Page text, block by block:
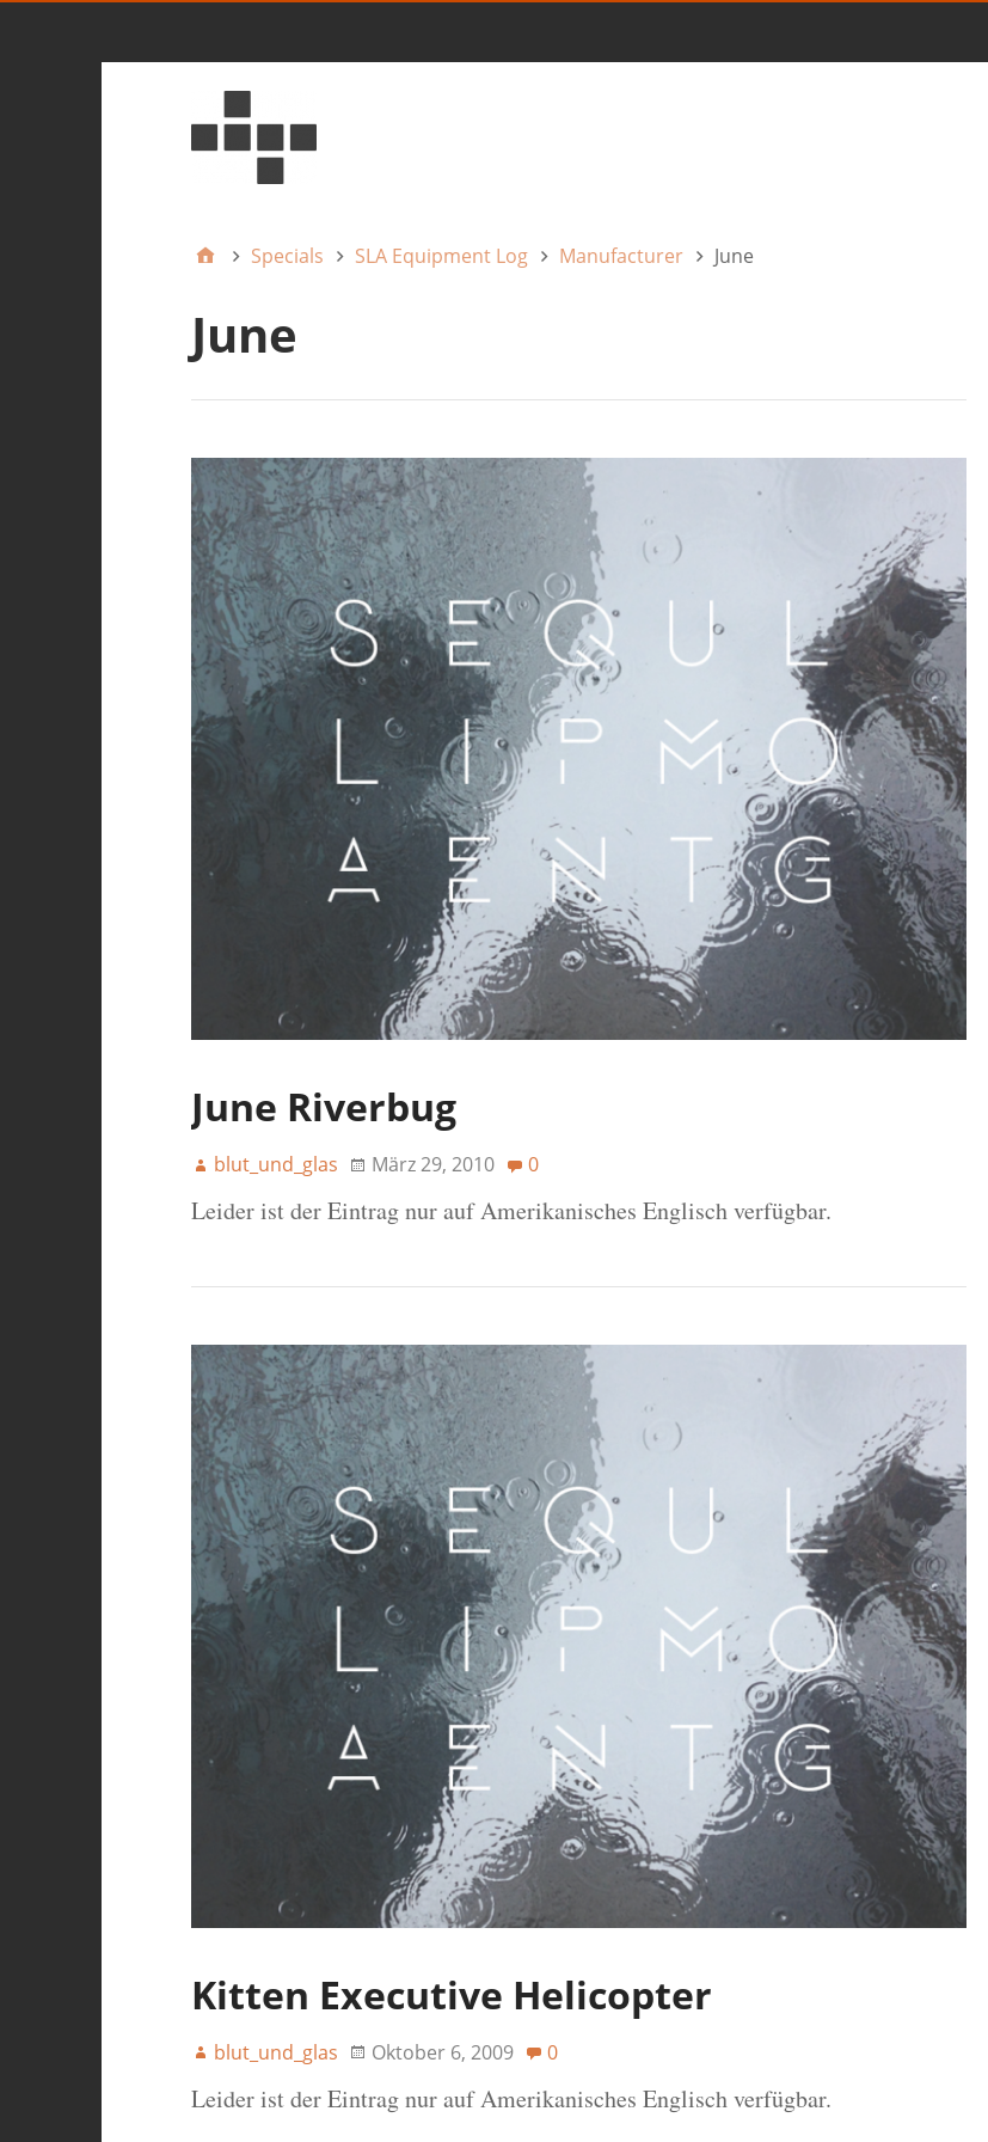
Specials SLA Equipment Log Manufacturer June
June
June Riverbug
blut_und_glas März 29, 2010 0
Leider ist der Eintrag nur auf Amerikanisches Englisch verfügbar.
Kitten Executive Helicopter
blut_und_glas Oktober 6, 2009 0
Leider ist der Eintrag nur auf Amerikanisches Englisch verfügbar.